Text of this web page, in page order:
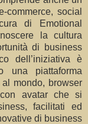
social
di Emotional
la cultura
di business
dell’iniziativa è
una piattaforma
mondo, browser
avatar che si
facilitati ed
di business